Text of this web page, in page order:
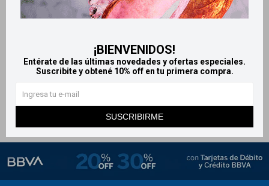
¡BIENVENIDOS!
Entérate de las últimas novedades y ofertas especiales.
Suscribite y obtené 10% off en tu primera compra.
SUSCRIBIRME
2 HS
Wet n Wild delineador líquido -
$ 460 $ 488